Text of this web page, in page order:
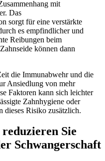
mit
Das
sorgt für eine verstärkte
es empfindlicher und
Reibungen beim
können dann
die Immunabwehr und die
Ansiedlung von mehr
Faktoren kann sich leichter
Zahnhygiene oder
dieses Risiko zusätzlich.
Sie
Schwangerschaft